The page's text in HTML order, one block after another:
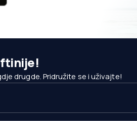
drugde. Pridružite se i uživajte!